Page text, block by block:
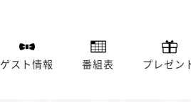
ゲスト情報 番組表 プレゼン